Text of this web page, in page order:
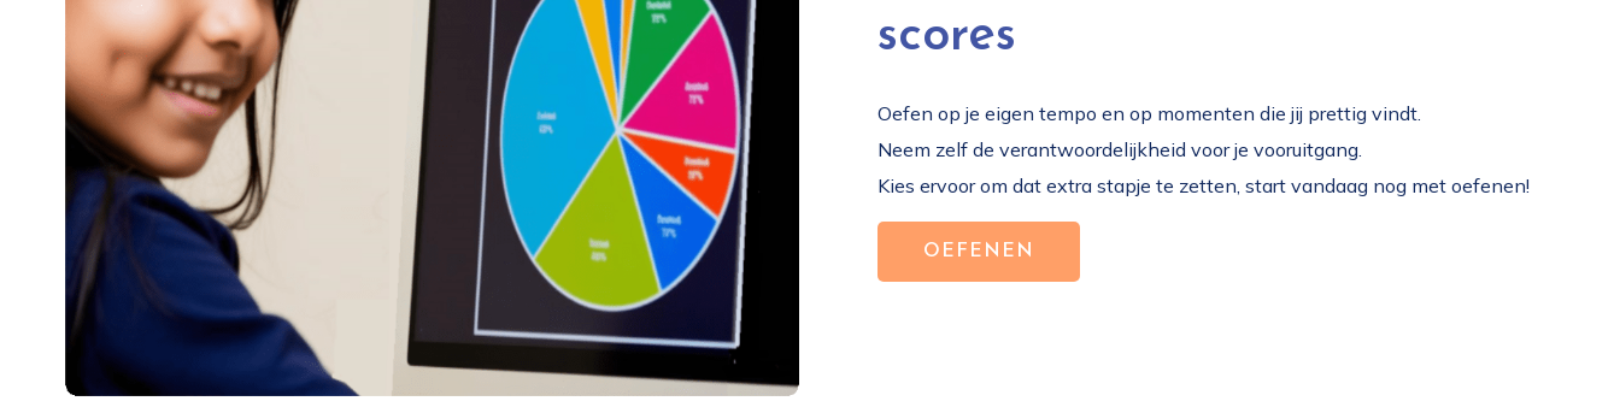
scores
Oefen op je eigen tempo en op momenten die jij prettig vindt.
Neem zelf de verantwoordelijkheid voor je vooruitgang.
Kies ervoor om dat extra stapje te zetten, start vandaag nog met oefenen!
OEFENEN